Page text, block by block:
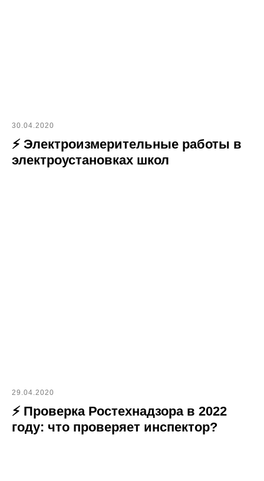
30.04.2020
⚡ Электроизмерительные работы в
электроустановках школ
29.04.2020
⚡ Проверка Ростехнадзора в 2022
году: что проверяет инспектор?